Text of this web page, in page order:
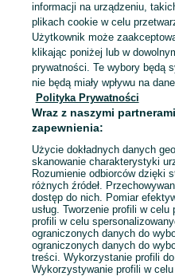
Mapa kategorii
Mapa miejscowości
Mapa ministron
Popularne wyszukiwania
informacji na urządzeniu,
plikach cookie w celu
Użytkownik może
klikając poniżej lub w
prywatności. Te wybory będą
nie będą miały wpływu na
Polityka Prywatności
Wraz z naszymi
zapewnienia:
Użycie dokładnych danych
skanowanie charakterystyki
Rozumienie odbiorców dzięki
różnych źródeł.
dostęp do nich. Pomiar
usług. Tworzenie profili w
profili w celu
ograniczonych danych do
ograniczonych danych do
treści. Wykorzystanie profili
Wykorzystywanie profili w